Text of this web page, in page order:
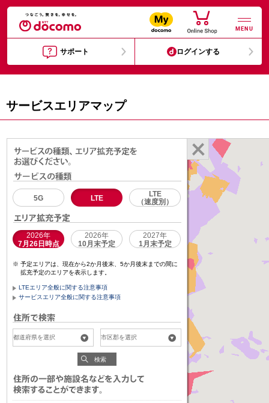
MENU
サポート ログインする
サービスエリアマップ
5G LTE
LTE
（速度別）
2026年
7月26日時点
2026年
10月末予定
2027年
1月末予定
予定エリアは、現在から2か月後末、5か月後末までの間に
拡充予定のエリアを表示します。
LTEエリア全般に関する注意事項
サービスエリア全般に関する注意事項
検索